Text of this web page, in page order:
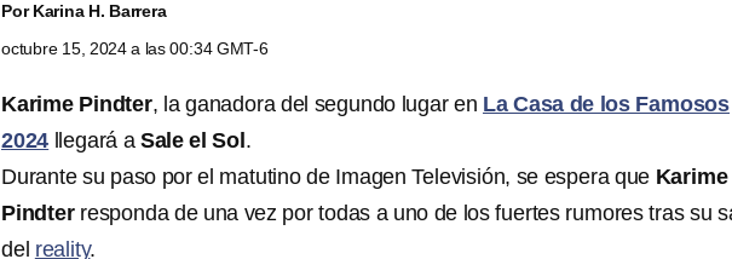
PorKarina H. Barrera
octubre 15, 2024 a las 00:34 GMT-6
Karime Pindter, la ganadora del segundo lugar en La Casa de los Famosos
2024 llegará aSale el Sol .
Durante su paso por el matutino de Imagen Televisión, se espera que Karime
Pindter responda de una vez por todas a uno de los fuertes rumores tras su
del reality.